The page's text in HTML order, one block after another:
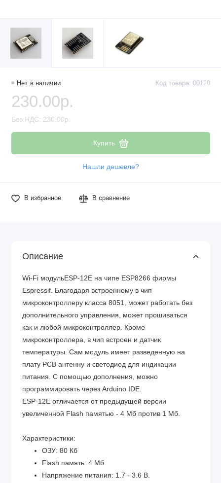
Нет в наличии Код товара: 00120
230.00р.
Без НДС: 230.00р.
Купить
Нашли дешевле?
В избранное В сравнение
Описание
Wi-Fi модульESP-12E на чипе ESP8266 фирмы
Espressif. Благодаря встроенному в чип
микроконтроллеру класса 8051, может работать без
дополнительного управления, может прошиваться
как и любой микроконтроллер. Кроме
микроконтроллера, в чип встроен и датчик
температуры. Сам модуль имеет разведенную на
плату PCB антенну и светодиод для индикации
питания. С помощью дополнения, можно
программировать через Arduino IDE.
ESP-12E отличается от предыдущей версии
увеличенной Flash памятью - 4 Мб против 1 Мб.
Характеристики:
ОЗУ: 80 Кб
Flash память: 4 Мб
Напряжение питания: 1.7 - 3.6 В.